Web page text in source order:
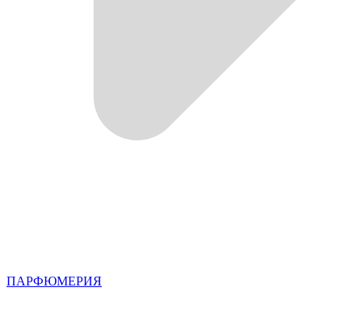
ПАРФЮМЕРИЯ